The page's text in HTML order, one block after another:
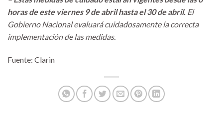
horas de este viernes 9 de abril hasta el 30 de abril. El
Gobierno Nacional evaluará cuidadosamente la correcta
implementación de las medidas.
Fuente: Clarin